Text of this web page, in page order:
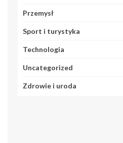
Przemysł
Sport i turystyka
Technologia
Uncategorized
Zdrowie i uroda